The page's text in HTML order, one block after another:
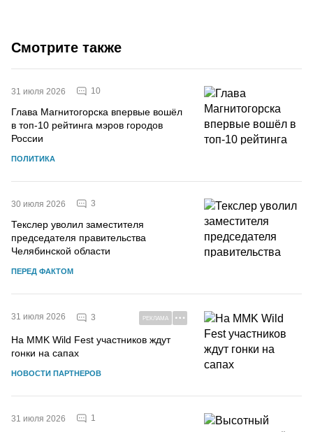
Смотрите также
31 июля 2026 10
Глава Магнитогорска впервые вошёл
в топ-10 рейтинга мэров городов
России
ПОЛИТИКА
30 июля 2026 3
Текслер уволил заместителя
председателя правительства
Челябинской области
ПЕРЕД ФАКТОМ
31 июля 2026 3 РЕКЛАМА
На MMK Wild Fest участников ждут
гонки на сапах
НОВОСТИ ПАРТНЕРОВ
31 июля 2026 1